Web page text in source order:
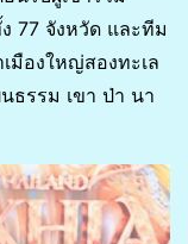
77 จังหวัด และทีม
มืองใหญ่สองทะเล
ธรรม เขา ป่า นา